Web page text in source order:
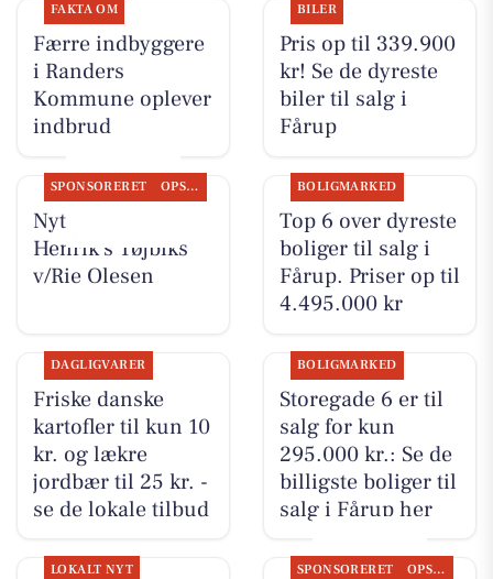
FAKTA OM
Færre indbyggere
i Randers
Kommune oplever
indbrud
BILER
Pris op til 339.900
kr! Se de dyreste
biler til salg i
Fårup
SPONSORERET OPSLAGSTAVLEN
Nyt fra Rie &
Henrik's Tøjbiks
v/Rie Olesen
BOLIGMARKED
Top 6 over dyreste
boliger til salg i
Fårup. Priser op til
4.495.000 kr
DAGLIGVARER
Friske danske
kartofler til kun 10
kr. og lækre
jordbær til 25 kr. -
se de lokale tilbud
BOLIGMARKED
Storegade 6 er til
salg for kun
295.000 kr.: Se de
billigste boliger til
salg i Fårup her
LOKALT NYT SPONSORERET OPSLAGSTAVLEN